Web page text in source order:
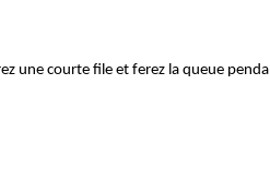
une courte file et ferez la queue